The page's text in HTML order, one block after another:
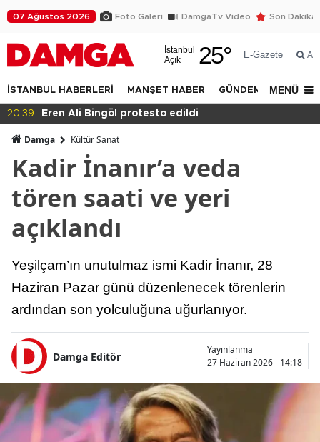
07 Ağustos 2026 Foto Galeri DamgaTv Video Son Dakika
İstanbul
Açık
25° E-Gazete Ara
İSTANBUL HABERLERİ MANŞET HABER GÜNDEM DÜNYA
MENÜ
20:36 Eğitimde haksızlık!
Damga Kültür Sanat
Kadir İnanır’a veda
tören saati ve yeri
açıklandı
Yeşilçam’ın unutulmaz ismi Kadir İnanır, 28
Haziran Pazar günü düzenlenecek törenlerin
ardından son yolculuğuna uğurlanıyor.
Damga Editör
Yayınlanma
27 Haziran 2026 - 14:18